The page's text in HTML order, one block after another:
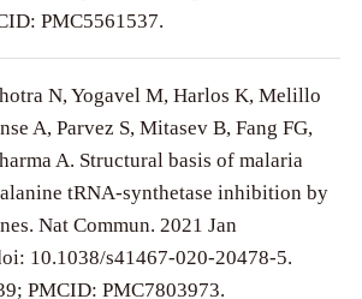
PMC5561537.
N, Yogavel M, Harlos K, Melillo
A, Parvez S, Mitasev B, Fang FG,
A. Structural basis of malaria
tRNA-synthetase inhibition by
Nat Commun. 2021 Jan
10.1038/s41467-020-20478-5.
PMCID: PMC7803973.